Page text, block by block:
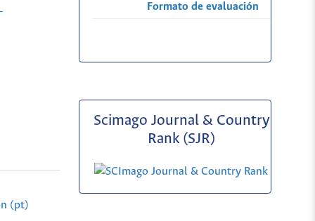
(pt)
Formato de evaluación
Scimago Journal & Country
Rank (SJR)